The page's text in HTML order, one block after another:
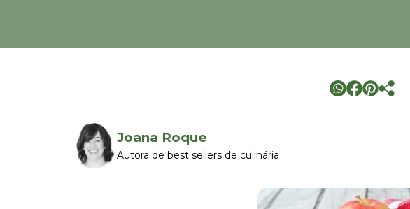
Joana Roque
Autora de best sellers de culinária